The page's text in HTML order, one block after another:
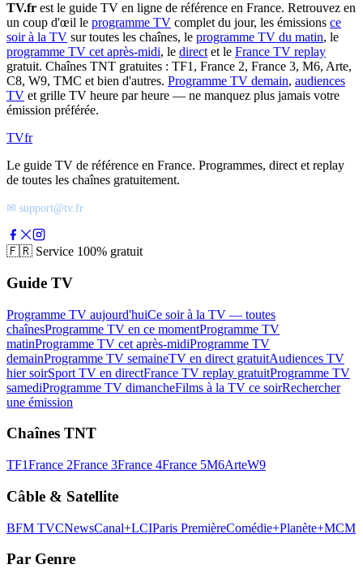
TV.fr est le guide TV en ligne de référence en France. Retrouvez en
un coup d'œil le programme TV complet du jour, les émissions ce
soir à la TV sur toutes les chaînes, le programme TV du matin, le
programme TV cet après-midi, le direct et le France TV replay
gratuit. Chaînes TNT gratuites : TF1, France 2, France 3, M6, Arte,
C8, W9, TMC et bien d'autres. Programme TV demain, audiences
TV et grille TV heure par heure — ne manquez plus jamais votre
émission préférée.
TVfr
Le guide TV de référence en France. Programmes, direct et replay
de toutes les chaînes gratuitement.
✉ support@tv.fr
🇫🇷 Service 100% gratuit
Guide TV
Programme TV aujourd'huiCe soir à la TV — toutes
chaînesProgramme TV en ce momentProgramme TV
matinProgramme TV cet après-midiProgramme TV
demainProgramme TV semaineTV en direct gratuitAudiences TV
hier soirSport TV en directFrance TV replay gratuitProgramme TV
samediProgramme TV dimancheFilms à la TV ce soirRechercher
une émission
Chaînes TNT
TF1France 2France 3France 4France 5M6ArteW9
Câble & Satellite
BFM TVCNewsCanal+LCIParis PremièreComédie+Planète+MCM
Par Genre